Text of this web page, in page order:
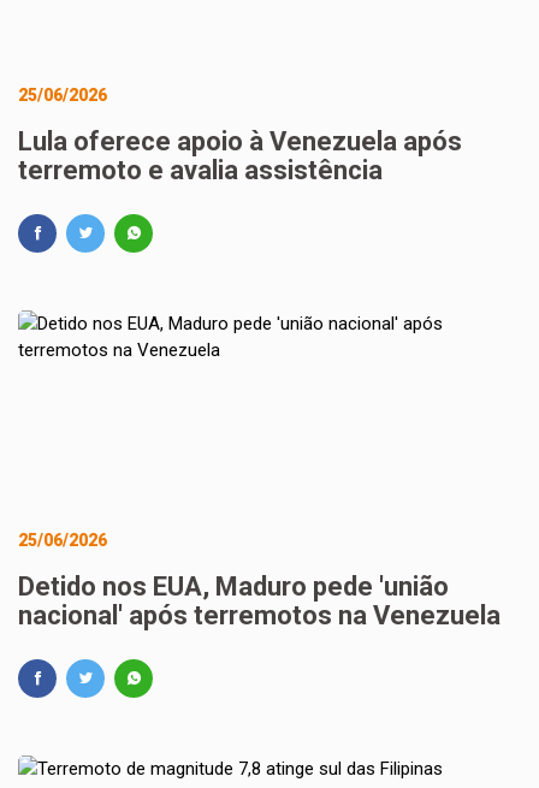
25/06/2026
Lula oferece apoio à Venezuela após
terremoto e avalia assistência
25/06/2026
Detido nos EUA, Maduro pede 'união
nacional' após terremotos na Venezuela